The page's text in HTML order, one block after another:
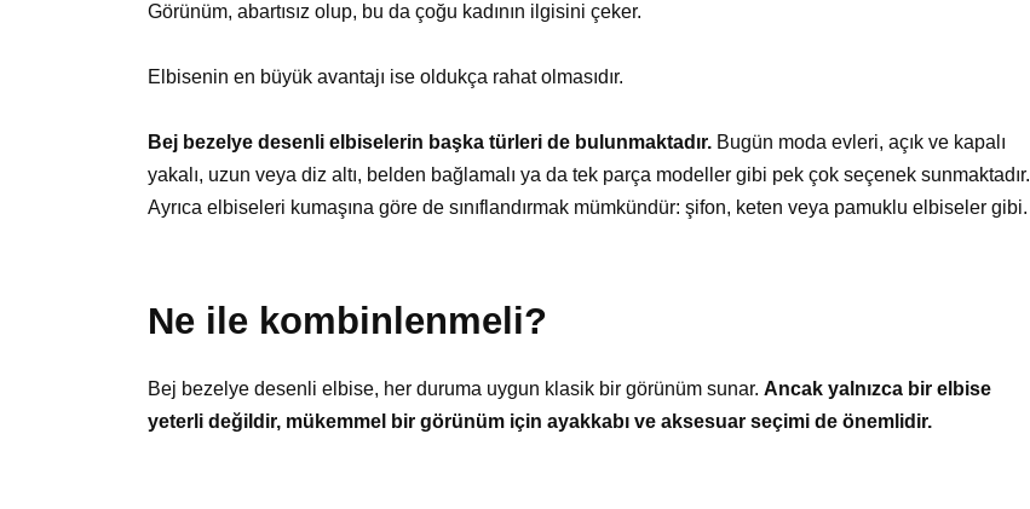
Görünüm, abartısız olup, bu da çoğu kadının ilgisini çeker.
Elbisenin en büyük avantajı ise oldukça rahat olmasıdır.
Bej bezelye desenli elbiselerin başka türleri de bulunmaktadır. Bugün moda evleri, açık ve kapalı
yakalı, uzun veya diz altı, belden bağlamalı ya da tek parça modeller gibi pek çok seçenek sunmaktadır.
Ayrıca elbiseleri kumaşına göre de sınıflandırmak mümkündür: şifon, keten veya pamuklu elbiseler gibi.
Ne ile kombinlenmeli?
Bej bezelye desenli elbise, her duruma uygun klasik bir görünüm sunar. Ancak yalnızca bir elbise
yeterli değildir, mükemmel bir görünüm için ayakkabı ve aksesuar seçimi de önemlidir.